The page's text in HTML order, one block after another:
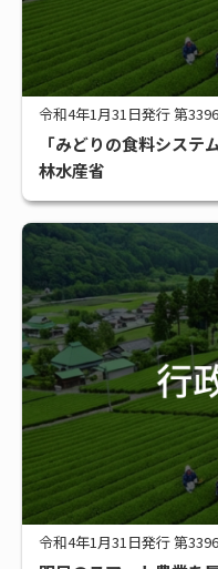
#アグリビジネス #サス
令和4年1月31日発行 第
「みどりの食料シス
林水産省
令和4年1月31日発行 第